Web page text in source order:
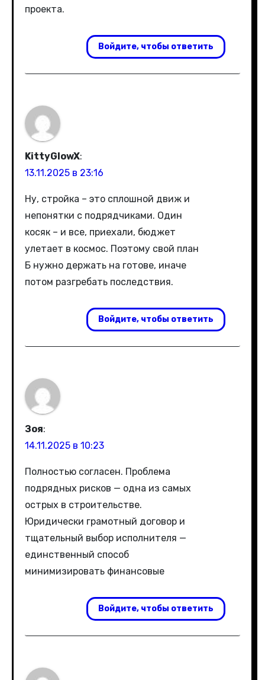
проекта.
Войдите, чтобы ответить
KittyGlowX:
13.11.2025 в 23:16
Ну, стройка – это сплошной движ и
непонятки с подрядчиками. Один
косяк – и все, приехали, бюджет
улетает в космос. Поэтому свой план
Б нужно держать на готове, иначе
потом разгребать последствия.
Войдите, чтобы ответить
Зоя:
14.11.2025 в 10:23
Полностью согласен. Проблема
подрядных рисков — одна из самых
острых в строительстве.
Юридически грамотный договор и
тщательный выбор исполнителя —
единственный способ
минимизировать финансовые
Войдите, чтобы ответить